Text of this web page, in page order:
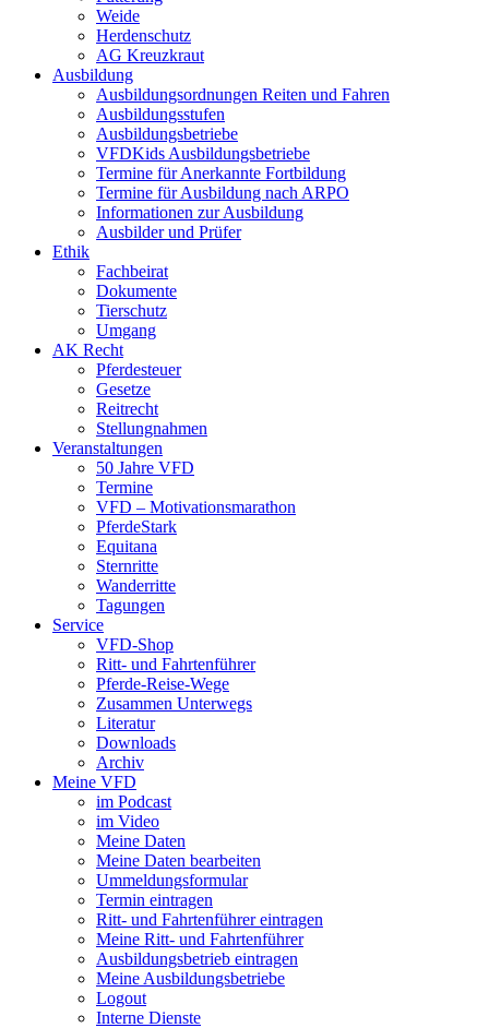
Weide
Herdenschutz
AG Kreuzkraut
Ausbildung
Ausbildungsordnungen Reiten und Fahren
Ausbildungsstufen
Ausbildungsbetriebe
VFDKids Ausbildungsbetriebe
Termine für Anerkannte Fortbildung
Termine für Ausbildung nach ARPO
Informationen zur Ausbildung
Ausbilder und Prüfer
Ethik
Fachbeirat
Dokumente
Tierschutz
Umgang
AK Recht
Pferdesteuer
Gesetze
Reitrecht
Stellungnahmen
Veranstaltungen
50 Jahre VFD
Termine
VFD – Motivationsmarathon
PferdeStark
Equitana
Sternritte
Wanderritte
Tagungen
Service
VFD-Shop
Ritt- und Fahrtenführer
Pferde-Reise-Wege
Zusammen Unterwegs
Literatur
Downloads
Archiv
Meine VFD
im Podcast
im Video
Meine Daten
Meine Daten bearbeiten
Ummeldungsformular
Termin eintragen
Ritt- und Fahrtenführer eintragen
Meine Ritt- und Fahrtenführer
Ausbildungsbetrieb eintragen
Meine Ausbildungsbetriebe
Logout
Interne Dienste